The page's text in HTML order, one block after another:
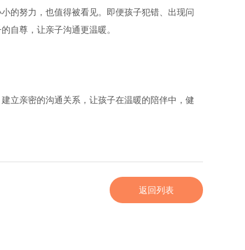
的努力，也值得被看见。即便孩子犯错、出现问
自尊，让亲子沟通更温暖。
立亲密的沟通关系，让孩子在温暖的陪伴中，健
返回列表